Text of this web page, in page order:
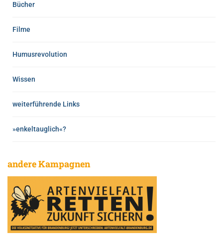
Bücher
Filme
Humusrevolution
Wissen
weiterführende Links
»enkeltauglich«?
andere Kampagnen